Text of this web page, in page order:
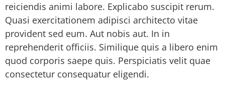
reiciendis animi labore. Explicabo suscipit rerum.
Quasi exercitationem adipisci architecto vitae
provident sed eum. Aut nobis aut. In in
reprehenderit officiis. Similique quis a libero enim
quod corporis saepe quis. Perspiciatis velit quae
consectetur consequatur eligendi.